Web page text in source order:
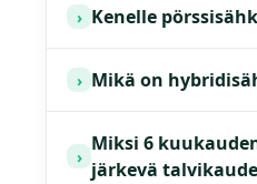
› Kenelle
› Mikä on
›
Miksi 6
järkevä